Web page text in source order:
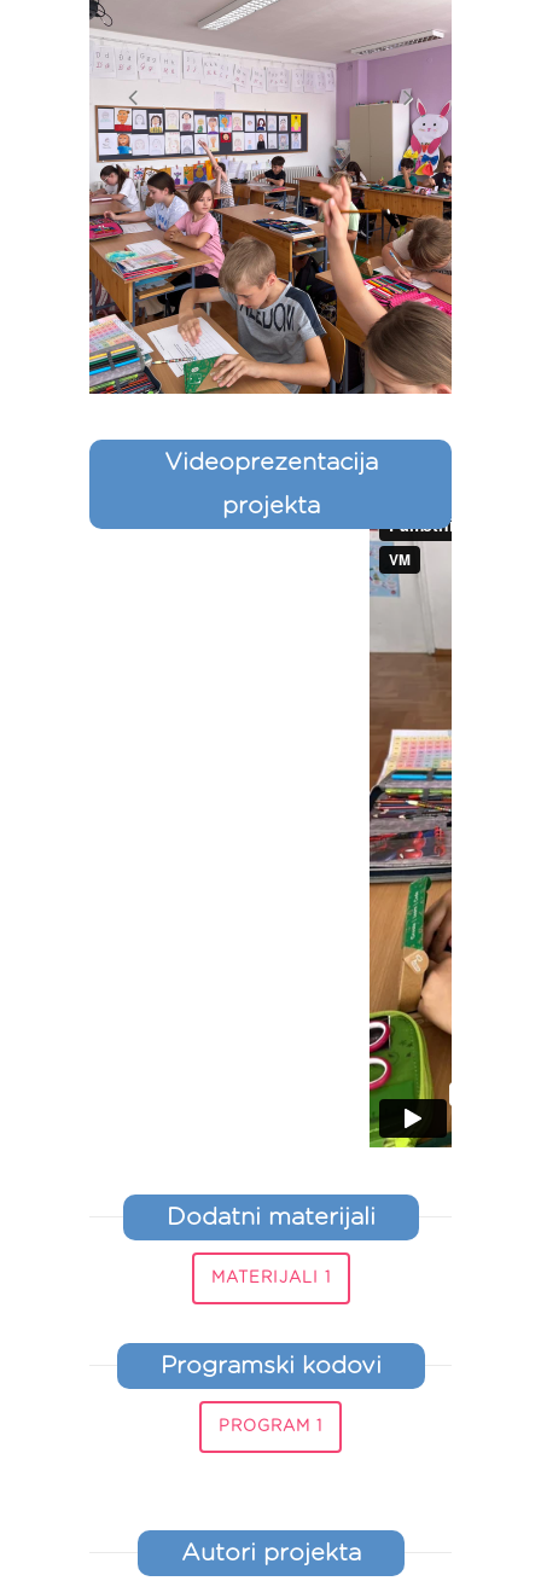
Videoprezentacija
projekta
Dodatni materijali
MATERIJALI 1
Programski kodovi
PROGRAM 1
Autori projekta